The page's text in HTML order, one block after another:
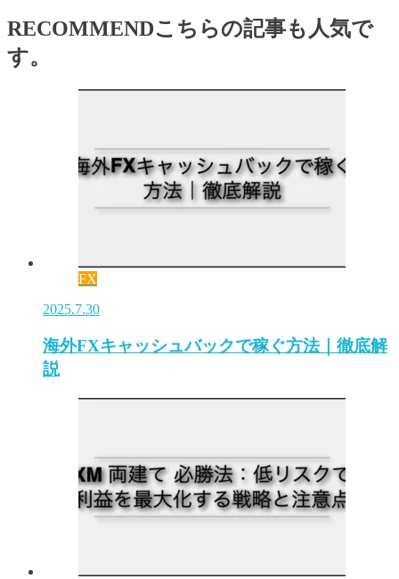
RECOMMENDこちらの記事も人気で
す。
FX
2025.7.30
海外FXキャッシュバックで稼ぐ方法｜徹底解
説